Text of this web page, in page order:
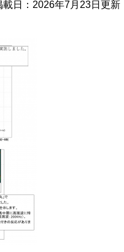
日：2026年7月23日更新